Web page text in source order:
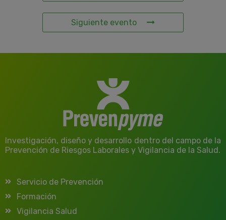
Siguiente evento
Investigación, diseño y desarrollo dentro del campo de la
Prevención de Riesgos Laborales y Vigilancia de la Salud.
Servicio de Prevención
Formación
Vigilancia Salud